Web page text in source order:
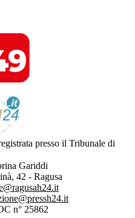
presso il Tribunale di
Gariddi
42 - Ragusa
n° 25862